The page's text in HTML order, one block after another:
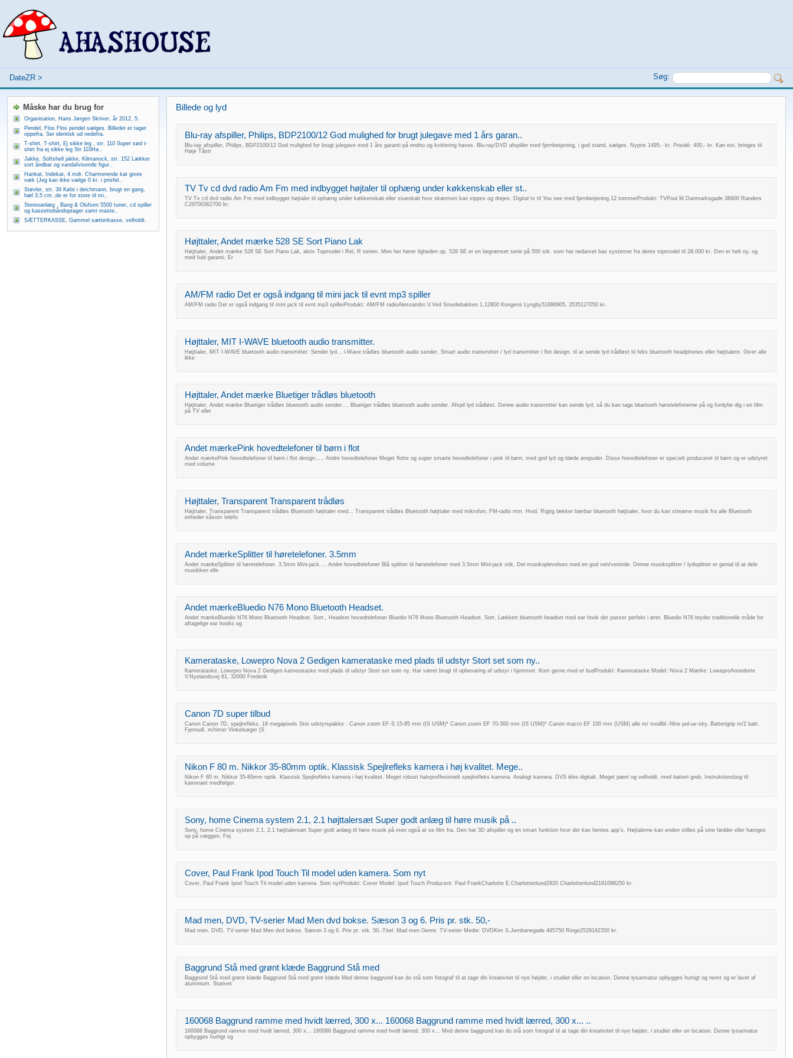
DateZR > Søg:
Billede og lyd
Blu-ray afspiller, Philips, BDP2100/12 God mulighed for brugt julegave med 1 års garan..
Blu-ray afspiller, Philips, BDP2100/12 God mulighed for brugt julegave med 1 års garanti på endnu og kvittering haves. Blu-ray/DVD afspiller med fjernbetjening, i god stand, sælges. Nypris 1495,- kr. Prisidé: 400,- kr. Kan evt. bringes til
Høje Tåstr
TV Tv cd dvd radio Am Fm med indbygget højtaler til ophæng under køkkenskab eller st..
TV Tv cd dvd radio Am Fm med indbygget højtaler til ophæng under køkkenskab eller stueskab hvor skærmen kan vippes og drejes. Digital tv til You see med fjernbetjening.12 tommerProdukt: TVPoul M.Danmarksgade 38900 Randers
C29700362700 kr.
Højttaler, Andet mærke 528 SE Sort Piano Lak
Højttaler, Andet mærke 528 SE Sort Piano Lak, aktiv Topmodel i Rel, R serien. Men her hører ligheden op. 528 SE er en begrænset serie på 500 stk. som har nedarvet bas systemet fra deres topmodel til 28.000 kr. Den er helt ny, og
med fuld garanti. Er
AM/FM radio Det er også indgang til mini jack til evnt mp3 spiller
AM/FM radio Det er også indgang til mini jack til evnt mp3 spillerProdukt: AM/FM radioAlessandro V.Ved Smedebakken 1,12800 Kongens Lyngby51886905, 3535127050 kr.
Højttaler, MIT I-WAVE bluetooth audio transmitter.
Højttaler, MIT I-WAVE bluetooth audio transmitter. Sender lyd... i-Wave trådløs bluetooth audio sender. Smart audio transmitter / lyd transmitter i flot design, til at sende lyd trådløst til feks bluetooth headphones eller højttalere. Giver alle
ikke
Højttaler, Andet mærke Bluetiger trådløs bluetooth
Højttaler, Andet mærke Bluetiger trådløs bluetooth audio sender.... Bluetiger trådløs bluetooth audio sender. Afspil lyd trådløst. Denne audio transmitter kan sende lyd, så du kan tage bluetooth høretelefonerne på og fordybe dig i en film
på TV eller
Andet mærkePink hovedtelefoner til børn i flot
Andet mærkePink hovedtelefoner til børn i flot design...., Andre hovedtelefoner Meget flotte og super smarte hovedtelefoner i pink til børn, med god lyd og bløde ørepuder. Disse hovedtelefoner er specielt produceret til børn og er udstyret
med volume
Højttaler, Transparent Transparent trådløs
Højttaler, Transparent Transparent trådløs Bluetooth højttaler med... Transparent trådløs Bluetooth højttaler med mikrofon, FM-radio mm. Hvid. Rigtig lækker bærbar bluetooth højttaler, hvor du kan streame musik fra alle Bluetooth
enheder såsom telefo
Andet mærkeSplitter til høretelefoner. 3.5mm
Andet mærkeSplitter til høretelefoner. 3.5mm Mini-jack..., Andre hovedtelefoner Blå splitter til høretelefoner med 3.5mm Mini-jack stik. Del musikoplevelsen med en god ven/veninde. Denne musiksplitter / lydsplitter er genial til at dele
musikken elle
Andet mærkeBluedio N76 Mono Bluetooth Headset.
Andet mærkeBluedio N76 Mono Bluetooth Headset. Sort., Headset hovedtelefoner Bluedio N76 Mono Bluetooth Headset. Sort. Lækkert bluetooth headset med ear hook der passer perfekt i øret. Bluedio N76 bryder traditionelle måde for
aftagelige ear hooks og
Kamerataske, Lowepro Nova 2 Gedigen kamerataske med plads til udstyr Stort set som ny..
Kamerataske, Lowepro Nova 2 Gedigen kamerataske med plads til udstyr Stort set som ny. Har været brugt til opbevaring af udstyr i hjemmet. Kom gerne med et budProdukt: Kamerataske Model: Nova 2 Mærke: LoweproAnnedorte
V.Nyelandsvej 61, 32000 Frederik
Canon 7D super tilbud
Canon Canon 7D, spejlrefleks, 18 megapixels Stor udstyrspakke : Canon zoom EF-S 15-85 mm (IS USM)* Canon zoom EF 70-300 mm (IS USM)* Canon macro EF 100 mm (USM) alle m/ modlbl.-filtre pol-uv-sky. Batterigrip m/2 batt.
Fjernudl. m/timer Vinkelsøger (S
Nikon F 80 m. Nikkor 35-80mm optik. Klassisk Spejlrefleks kamera i høj kvalitet. Mege..
Nikon F 80 m. Nikkor 35-80mm optik. Klassisk Spejlrefleks kamera i høj kvalitet. Meget robust halvproffesionelt spejlrefleks kamera. Analogt kamera. DVS ikke digitalt. Meget pænt og velholdt, med batteri greb. Instruktionsbog til
kameraet medfølger.
Sony, home Cinema system 2.1, 2.1 højttalersæt Super godt anlæg til høre musik på ..
Sony, home Cinema system 2.1, 2.1 højttalersæt Super godt anlæg til høre musik på men også at se film fra. Den har 3D afspiller og en smart funktion hvor der kan hentes app's. Højtalerne kan enden stilles på sine fødder eller hænges
op på væggen. Fej
Cover, Paul Frank Ipod Touch Til model uden kamera. Som nyt
Cover, Paul Frank Ipod Touch Til model uden kamera. Som nytProdukt: Cover Model: Ipod Touch Producent: Paul FrankCharlotte E.Charlottenlund2920 Charlottenlund2191098250 kr.
Mad men, DVD, TV-serier Mad Men dvd bokse. Sæson 3 og 6. Pris pr. stk. 50,-
Mad men, DVD, TV-serier Mad Men dvd bokse. Sæson 3 og 6. Pris pr. stk. 50,-Titel: Mad men Genre: TV-serier Medie: DVDKim S.Jernbanegade 495750 Ringe2529162350 kr.
Baggrund Stå med grønt klæde Baggrund Stå med
Baggrund Stå med grønt klæde Baggrund Stå med grønt klæde Med denne baggrund kan du stå som fotograf til at tage din kreativitet til nye højder, i studiet eller on location. Denne lysarmatur opbygges hurtigt og nemt og er lavet af
aluminium. Stativet
160068 Baggrund ramme med hvidt lærred, 300 x... 160068 Baggrund ramme med hvidt lærred, 300 x... ..
160068 Baggrund ramme med hvidt lærred, 300 x... 160068 Baggrund ramme med hvidt lærred, 300 x... Med denne baggrund kan du stå som fotograf til at tage din kreativitet til nye højder, i studiet eller on location. Denne lysarmatur
opbygges hurtigt og
Måske har du brug for
Organisation, Hans Jørgen Skriver, år 2012, 5.
Pendel, Flos Flos pendel sælges. Billedet er taget
oppefra. Ser identisk ud nedefra.
T-shirt, T-shirt, Ej sikke leg , str. 110 Super sød t-
shirt fra ej sikke leg Str 110Ha..
Jakke, Softshell jakke, Kilmanock, str. 152 Lækker
sort åndbar og vandafvisende figur..
Hankat, Indekat, 4 mdr. Charmerende kat gives
væk (Jeg kan ikke vælge 0 kr. i prisfel..
Støvler, str. 39 Købt i deichmann, brugt en gang,
hæl 3,5 cm ,de er for store til mi..
Stereoanlæg , Bang & Olufsen 5500 tuner, cd spiller
og kassettebåndoptager samt maste..
SÆTTERKASSE, Gammel sætterkasse, velholdt.